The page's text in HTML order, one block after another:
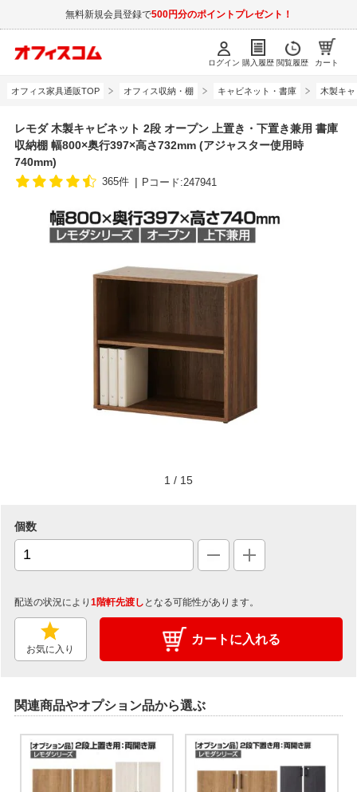
無料新規会員登録で500円分のポイントプレゼント！
ログイン 購入履歴 閲覧履歴 カート
オフィス家具通販TOP オフィス収納・棚 キャビネット・書庫 木製キ
レモダ 木製キャビネット 2段 オープン 上置き・下置き兼用 書庫
収納棚 幅800×奥行397×高さ732mm (アジャスター使用時
740mm)
365件 Pコード:247941
1 / 15
個数
配送の状況により 1階軒先渡し となる可能性があります。
お気に入り
カートに入れる
関連商品やオプション品から選ぶ